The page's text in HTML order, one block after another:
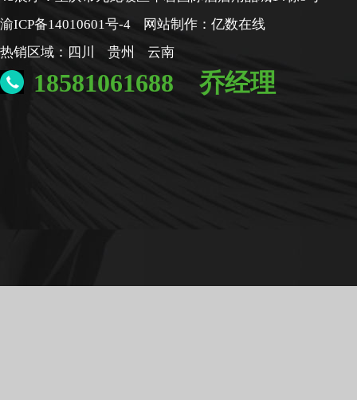
渝ICP备14010601号-4 网站制作： 亿数在线
热销区域： 四川 贵州 云南
18581061688 乔经理